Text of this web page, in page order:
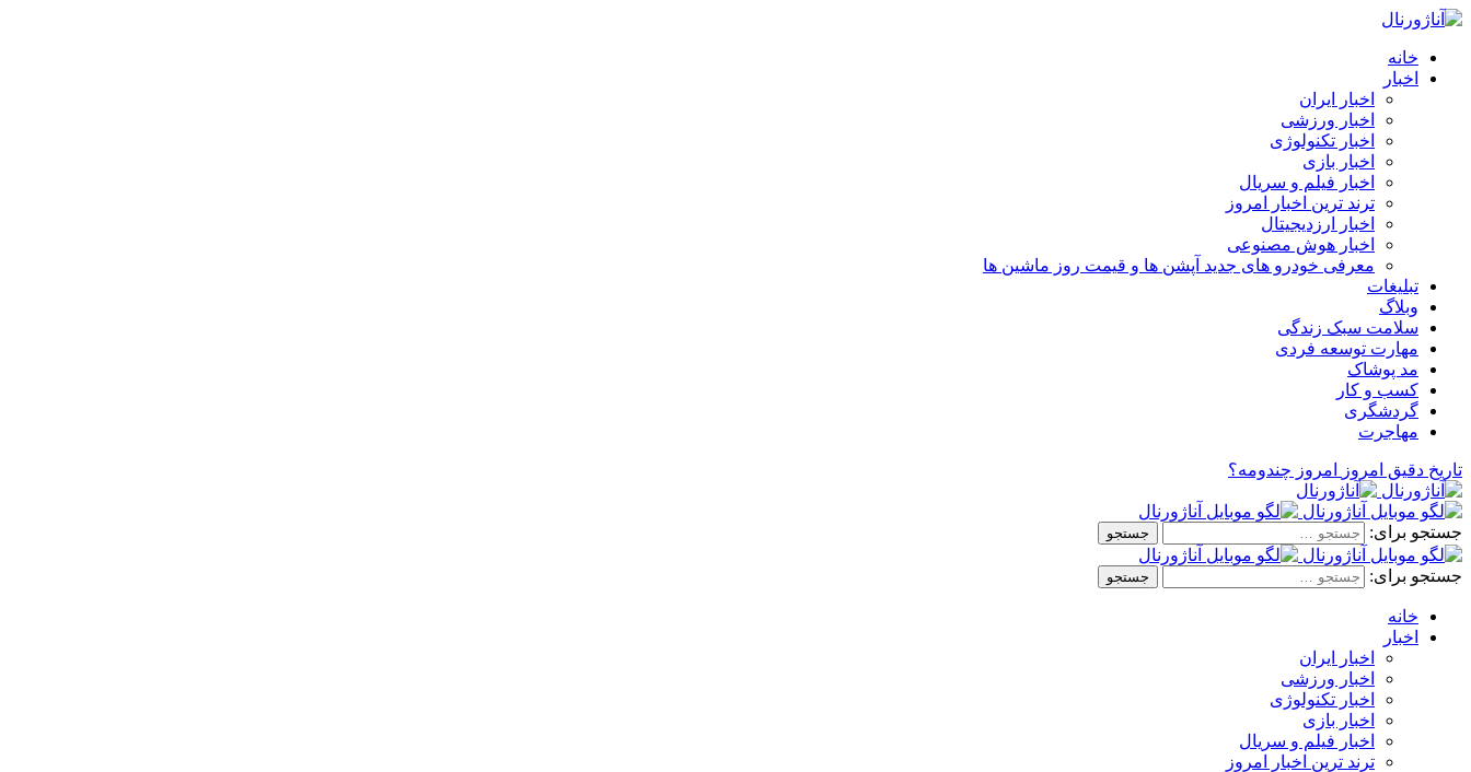
خانه
اخبار
اخبار ایران
اخبار ورزشی
اخبار تکنولوژی
اخبار بازی
اخبار فیلم و سریال
ترند ترین اخبار امروز
اخبار ارزدیجیتال
اخبار هوش مصنوعی
معرفی خودرو های جدید آپشن‌ ها و قیمت روز ماشین‌ ها
تبلیغات
وبلاگ
سلامت سبک زندگی
مهارت توسعه فردی
مد پوشاک
کسب و کار
گردشگری
مهاجرت
تاریخ دقیق امروز امروز چندومه؟
جستجو برای:
جستجو برای:
خانه
اخبار
اخبار ایران
اخبار ورزشی
اخبار تکنولوژی
اخبار بازی
اخبار فیلم و سریال
ترند ترین اخبار امروز